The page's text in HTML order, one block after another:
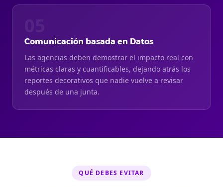
Comunicación basada en Datos
Las agencias deben demostrar el impacto real con
métricas claras y cuantificables, dejando atrás los
reportes decorativos que nadie vuelve a revisar
después de una junta.
QUÉ DEBES EVITAR